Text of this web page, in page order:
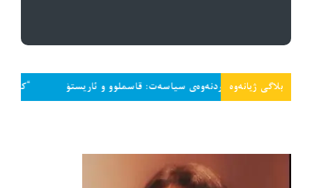
بلاگی ژیانەوە
کردنەوەی سیاسەت: قاسملوو و ئاریستۆ “کەمێک سەر